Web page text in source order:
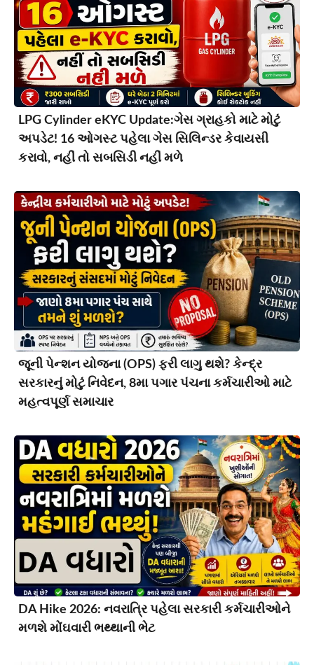
LPG Cylinder eKYC Update:ગેસ ગ્રાહકો માટે મોટું
અપડેટ! 16 ઓગસ્ટ પહેલા ગેસ સિલિન્ડર કેવાયસી
કરાવો, નહીં તો સબસિડી નહીં મળે
જૂની પેન્શન યોજના (OPS) ફરી લાગુ થશે? કેન્દ્ર
સરકારનું મોટું નિવેદન, 8મા પગાર પંચના કર્મચારીઓ માટે
મહત્વપૂર્ણ સમાચાર
DA Hike 2026: નવરાત્રિ પહેલા સરકારી કર્મચારીઓને
મળશે મોંઘવારી ભથ્થાની ભેટ